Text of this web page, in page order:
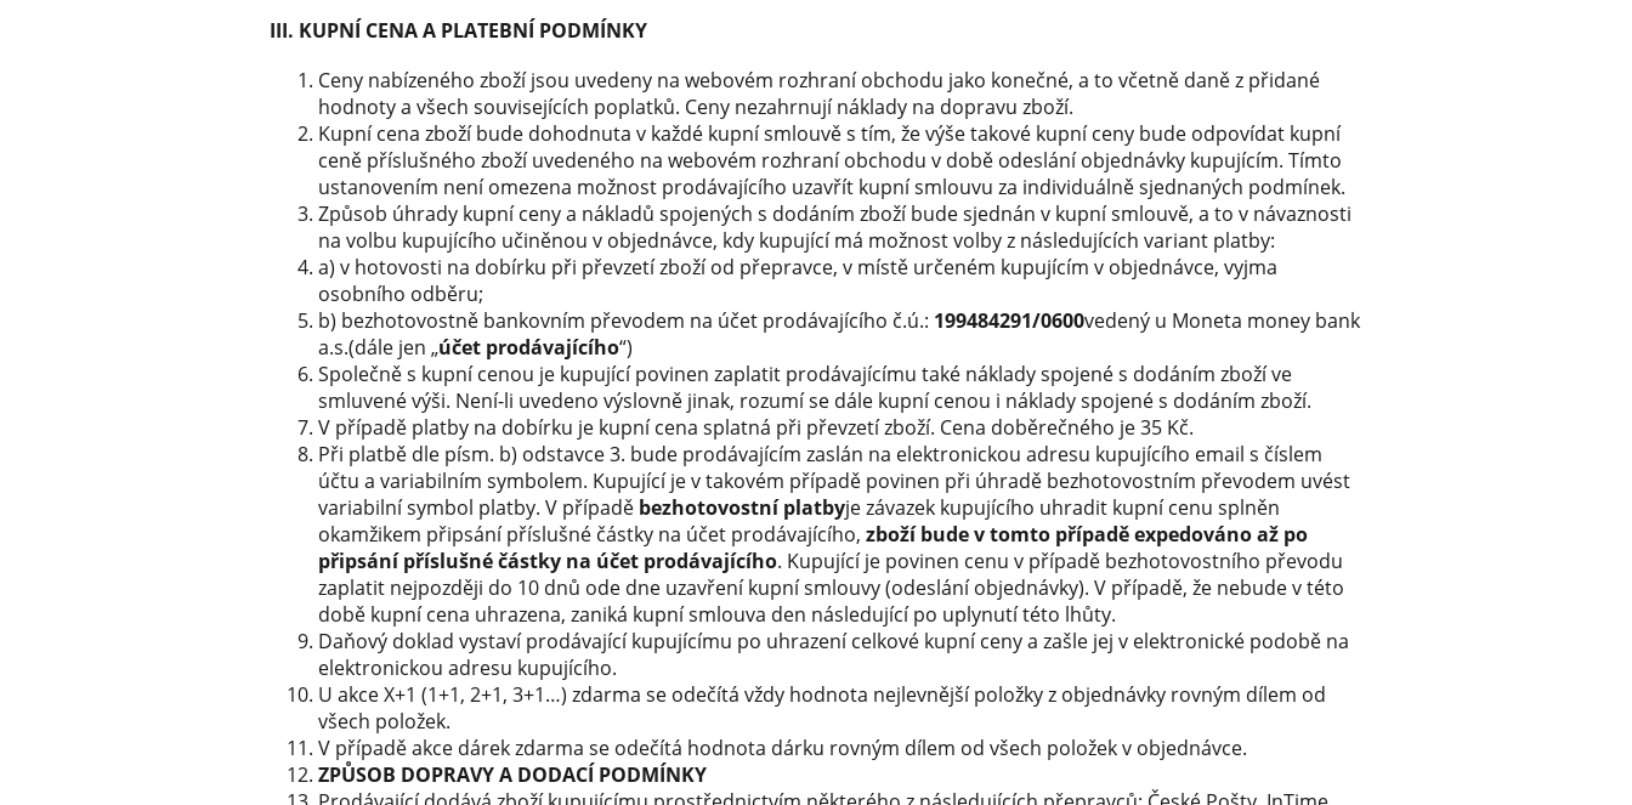
III. KUPNÍ CENA A PLATEBNÍ PODMÍNKY
Ceny nabízeného zboží jsou uvedeny na webovém rozhraní obchodu jako konečné, a to včetně daně z přidané
hodnoty a všech souvisejících poplatků. Ceny nezahrnují náklady na dopravu zboží.
Kupní cena zboží bude dohodnuta v každé kupní smlouvě s tím, že výše takové kupní ceny bude odpovídat kupní
ceně příslušného zboží uvedeného na webovém rozhraní obchodu v době odeslání objednávky kupujícím. Tímto
ustanovením není omezena možnost prodávajícího uzavřít kupní smlouvu za individuálně sjednaných podmínek.
Způsob úhrady kupní ceny a nákladů spojených s dodáním zboží bude sjednán v kupní smlouvě, a to v návaznosti
na volbu kupujícího učiněnou v objednávce, kdy kupující má možnost volby z následujících variant platby:
a) v hotovosti na dobírku při převzetí zboží od přepravce, v místě určeném kupujícím v objednávce, vyjma
osobního odběru;
b) bezhotovostně bankovním převodem na účet prodávajícího č.ú.: 199484291/0600vedený u Moneta money bank
a.s.(dále jen „účet prodávajícího“)
Společně s kupní cenou je kupující povinen zaplatit prodávajícímu také náklady spojené s dodáním zboží ve
smluvené výši. Není-li uvedeno výslovně jinak, rozumí se dále kupní cenou i náklady spojené s dodáním zboží.
V případě platby na dobírku je kupní cena splatná při převzetí zboží. Cena doběrečného je 35 Kč.
Při platbě dle písm. b) odstavce 3. bude prodávajícím zaslán na elektronickou adresu kupujícího email s číslem
účtu a variabilním symbolem. Kupující je v takovém případě povinen při úhradě bezhotovostním převodem uvést
variabilní symbol platby. V případě bezhotovostní platbyje závazek kupujícího uhradit kupní cenu splněn
okamžikem připsání příslušné částky na účet prodávajícího, zboží bude v tomto případě expedováno až po
připsání příslušné částky na účet prodávajícího. Kupující je povinen cenu v případě bezhotovostního převodu
zaplatit nejpozději do 10 dnů ode dne uzavření kupní smlouvy (odeslání objednávky). V případě, že nebude v této
době kupní cena uhrazena, zaniká kupní smlouva den následující po uplynutí této lhůty.
Daňový doklad vystaví prodávající kupujícímu po uhrazení celkové kupní ceny a zašle jej v elektronické podobě na
elektronickou adresu kupujícího.
U akce X+1 (1+1, 2+1, 3+1…) zdarma se odečítá vždy hodnota nejlevnější položky z objednávky rovným dílem od
všech položek.
V případě akce dárek zdarma se odečítá hodnota dárku rovným dílem od všech položek v objednávce.
ZPŮSOB DOPRAVY A DODACÍ PODMÍNKY